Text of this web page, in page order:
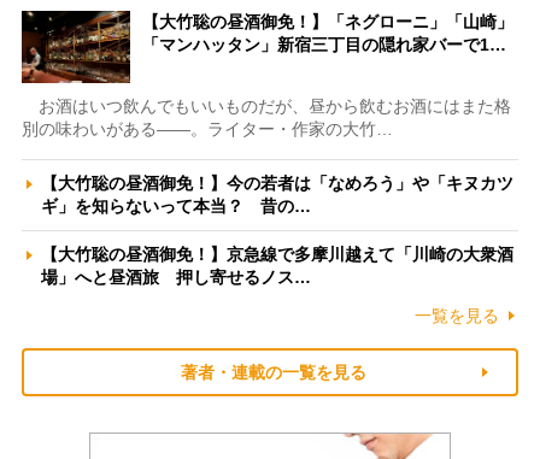
【大竹聡の昼酒御免！】「ネグローニ」「山崎」
「マンハッタン」新宿三丁目の隠れ家バーで1…
お酒はいつ飲んでもいいものだが、昼から飲むお酒にはまた格
別の味わいがある――。ライター・作家の大竹…
【大竹聡の昼酒御免！】今の若者は「なめろう」や「キヌカツ
ギ」を知らないって本当？ 昔の…
【大竹聡の昼酒御免！】京急線で多摩川越えて「川崎の大衆酒
場」へと昼酒旅 押し寄せるノス…
一覧を見る
著者・連載の一覧を見る